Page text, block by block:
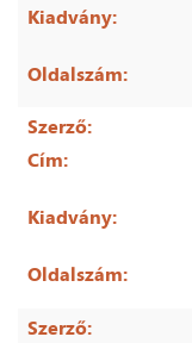
Kiadvány:
Oldalszám:
Szerző:
Cím:
Kiadvány:
Oldalszám:
Szerző: